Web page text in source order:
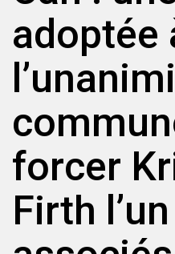
adoptée
forcer
Firth